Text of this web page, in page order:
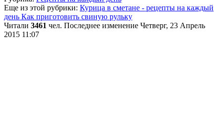
Еще из этой рубрики: Курица в сметане - рецепты на каждый
день Как приготовить свиную рульку
Читали 3461 чел. Последнее изменение Четверг, 23 Апрель
2015 11:07